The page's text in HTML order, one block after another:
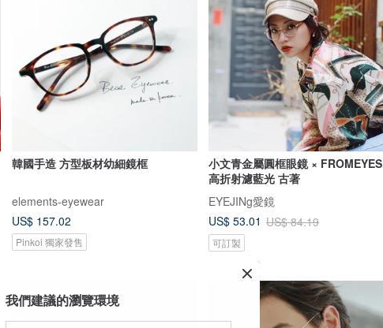
韓國手造 方型板材幼細鏡框
elements-eyewear
US$ 157.02
Pinkoi 獨家發售
小文青金屬圓框眼鏡 × FROMEYES
高折射濾藍光 古著
EYEJINg愛鏡
US$ 53.01 US$ 84.19
可訂製
我們建議的瀏覽環境